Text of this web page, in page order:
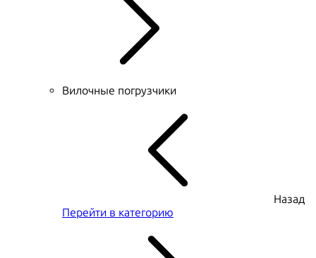
Вилочные погрузчики
Назад
Перейти в категорию